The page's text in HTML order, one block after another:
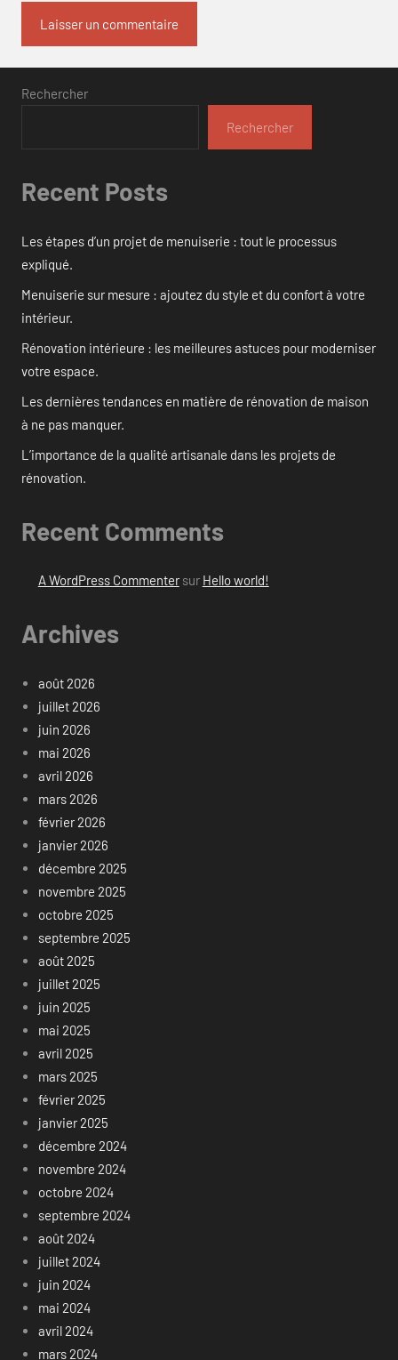
Rechercher
Rechercher
Recent Posts
Les étapes d’un projet de menuiserie : tout le processus
expliqué.
Menuiserie sur mesure : ajoutez du style et du confort à votre
intérieur.
Rénovation intérieure : les meilleures astuces pour moderniser
votre espace.
Les dernières tendances en matière de rénovation de maison
à ne pas manquer.
L’importance de la qualité artisanale dans les projets de
rénovation.
Recent Comments
A WordPress Commentersur Hello world!
Archives
août 2026
juillet 2026
juin 2026
mai 2026
avril 2026
mars 2026
février 2026
janvier 2026
décembre 2025
novembre 2025
octobre 2025
septembre 2025
août 2025
juillet 2025
juin 2025
mai 2025
avril 2025
mars 2025
février 2025
janvier 2025
décembre 2024
novembre 2024
octobre 2024
septembre 2024
août 2024
juillet 2024
juin 2024
mai 2024
avril 2024
mars 2024